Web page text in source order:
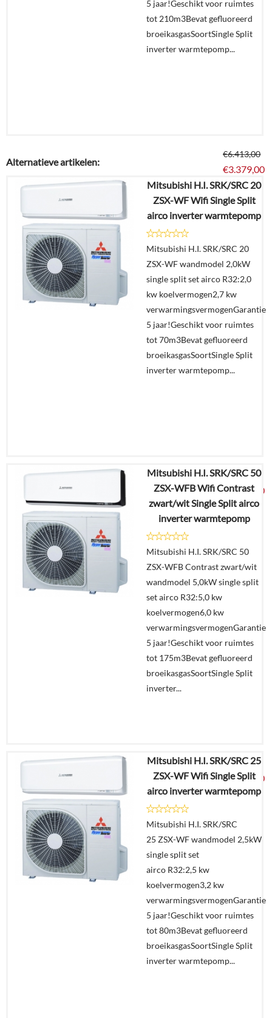
5 jaar!Geschikt voor ruimtes
tot 210m3Bevat gefluoreerd
broeikasgasSoortSingle Split
inverter warmtepomp...
€6.413,00
€3.379,00
Details
aanvragen?
In
winkelmand
Alternatieve artikelen:
Mitsubishi H.I. SRK/SRC 20
ZSX-WF Wifi Single Split
airco inverter warmtepomp
Mitsubishi H.I. SRK/SRC 20
ZSX-WF wandmodel 2,0kW
single split set airco R32:2,0
kw koelvermogen2,7 kw
verwarmingsvermogenGarantie
5 jaar!Geschikt voor ruimtes
tot 70m3Bevat gefluoreerd
broeikasgasSoortSingle Split
inverter warmtepomp...
€3.211,34
€1.689,00
Details
Offerte
aanvragen?
In
winkelmand
Mitsubishi H.I. SRK/SRC 50
ZSX-WFB Wifi Contrast
zwart/wit Single Split airco
inverter warmtepomp
Mitsubishi H.I. SRK/SRC 50
ZSX-WFB Contrast zwart/wit
wandmodel 5,0kW single split
set airco R32:5,0 kw
koelvermogen6,0 kw
verwarmingsvermogenGarantie
5 jaar!Geschikt voor ruimtes
tot 175m3Bevat gefluoreerd
broeikasgasSoortSingle Split
inverter...
€6.370,65
€3.349,00
Offerte
winkelmand
Mitsubishi H.I. SRK/SRC 25
ZSX-WF Wifi Single Split
airco inverter warmtepomp
Mitsubishi H.I. SRK/SRC
25 ZSX-WF wandmodel 2,5kW
single split set
airco R32:2,5 kw
koelvermogen3,2 kw
verwarmingsvermogenGarantie
5 jaar!Geschikt voor ruimtes
tot 80m3Bevat gefluoreerd
broeikasgasSoortSingle Split
inverter warmtepomp...